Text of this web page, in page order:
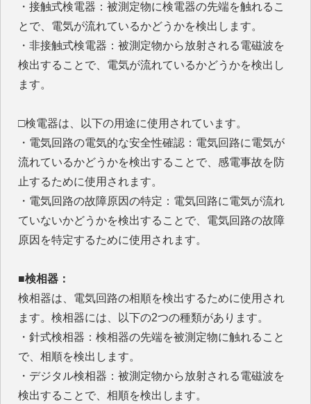
・接触式検電器：被測定物に検電器の先端を触れるこ
とで、電気が流れているかどうかを検出します。
・非接触式検電器：被測定物から放射される電磁波を
検出することで、電気が流れているかどうかを検出し
ます。
□検電器は、以下の用途に使用されています。
・電気回路の電気的な安全性確認：電気回路に電気が
流れているかどうかを検出することで、感電事故を防
止するために使用されます。
・電気回路の故障原因の特定：電気回路に電気が流れ
ていないかどうかを検出することで、電気回路の故障
原因を特定するために使用されます。
■検相器：
検相器は、電気回路の相順を検出するために使用され
ます。検相器には、以下の2つの種類があります。
・針式検相器：検相器の先端を被測定物に触れること
で、相順を検出します。
・デジタル検相器：被測定物から放射される電磁波を
検出することで、相順を検出します。